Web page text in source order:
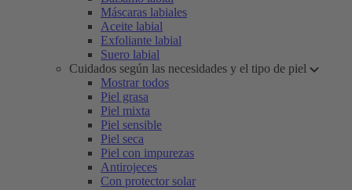
Máscaras labiales
Aceite labial
Exfoliante labial
Suero labial
Cuidados según las necesidades y el tipo de piel
Mostrar todos
Piel grasa
Piel mixta
Piel sensible
Piel seca
Piel con impurezas
Antirojeces
Con protector solar